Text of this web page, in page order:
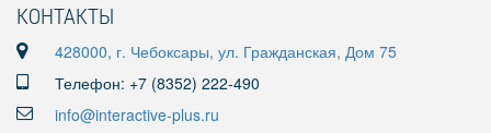
КОНТАКТЫ
428000, г. Чебоксары, ул. Гражданская, Дом 75
Телефон: +7 (8352) 222-490
info@interactive-plus.ru